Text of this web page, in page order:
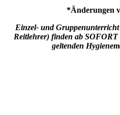
*Änderungen
Einzel- und
Reitlehrer) finden ab
geltenden